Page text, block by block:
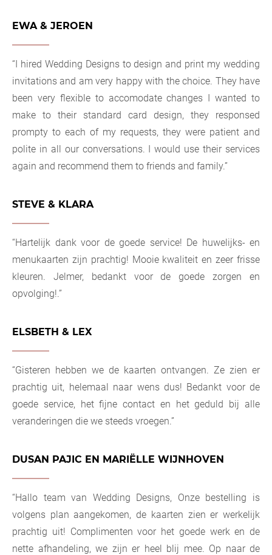
EWA & JEROEN
“I hired Wedding Designs to design and print my wedding
invitations and am very happy with the choice. They have
been very flexible to accomodate changes I wanted to
make to their standard card design, they responsed
prompty to each of my requests, they were patient and
polite in all our conversations. I would use their services
again and recommend them to friends and family.”
STEVE & KLARA
“Hartelijk dank voor de goede service! De huwelijks- en
menukaarten zijn prachtig! Mooie kwaliteit en zeer frisse
kleuren. Jelmer, bedankt voor de goede zorgen en
opvolging!.”
ELSBETH & LEX
“Gisteren hebben we de kaarten ontvangen. Ze zien er
prachtig uit, helemaal naar wens dus! Bedankt voor de
goede service, het fijne contact en het geduld bij alle
veranderingen die we steeds vroegen.”
DUSAN PAJIC EN MARIËLLE WIJNHOVEN
“Hallo team van Wedding Designs, Onze bestelling is
volgens plan aangekomen, de kaarten zien er werkelijk
prachtig uit! Complimenten voor het goede werk en de
nette afhandeling, we zijn er heel blij mee. Op naar de